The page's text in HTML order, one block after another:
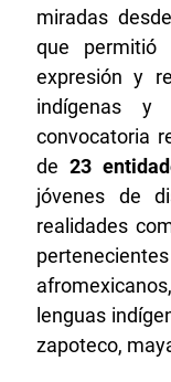
miradas
que permitió
expresión y
indígenas y
convocatoria
de23
jóvenes de
realidades
lenguas
zapoteco,